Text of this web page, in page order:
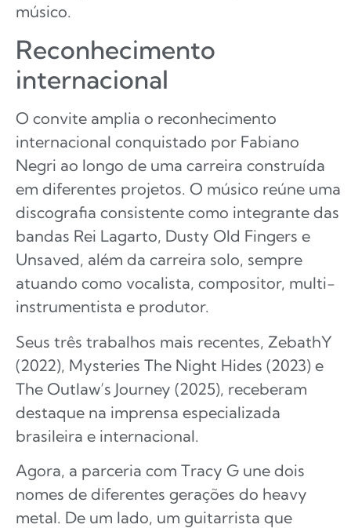
músico.
Reconhecimento
internacional
O convite amplia o reconhecimento
internacional conquistado por Fabiano
Negri ao longo de uma carreira construída
em diferentes projetos. O músico reúne uma
discografia consistente como integrante das
bandas Rei Lagarto, Dusty Old Fingers e
Unsaved, além da carreira solo, sempre
atuando como vocalista, compositor, multi-
instrumentista e produtor.
Seus três trabalhos mais recentes, ZebathY
(2022), Mysteries The Night Hides (2023) e
The Outlaw’s Journey (2025), receberam
destaque na imprensa especializada
brasileira e internacional.
Agora, a parceria com Tracy G une dois
nomes de diferentes gerações do heavy
metal. De um lado, um guitarrista que